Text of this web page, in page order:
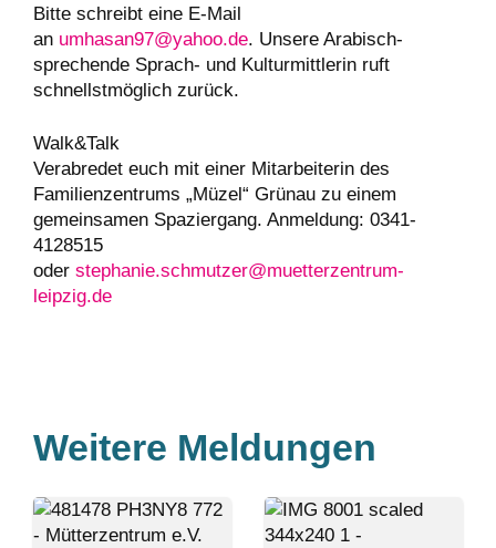
Bitte schreibt eine E-Mail
an umhasan97@yahoo.de. Unsere Arabisch-
sprechende Sprach- und Kulturmittlerin ruft
schnellstmöglich zurück.
Walk&Talk
Verabredet euch mit einer Mitarbeiterin des
Familienzentrums „Müzel“ Grünau zu einem
gemeinsamen Spaziergang. Anmeldung: 0341-
4128515
oder stephanie.schmutzer@muetterzentrum-
leipzig.de
Weitere Meldungen